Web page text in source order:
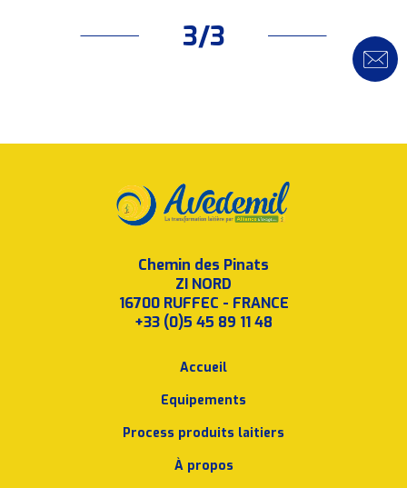
3/3
Chemin des Pinats
ZI NORD
16700 RUFFEC - FRANCE
+33 (0)5 45 89 11 48
Accueil
Equipements
Process produits laitiers
À propos